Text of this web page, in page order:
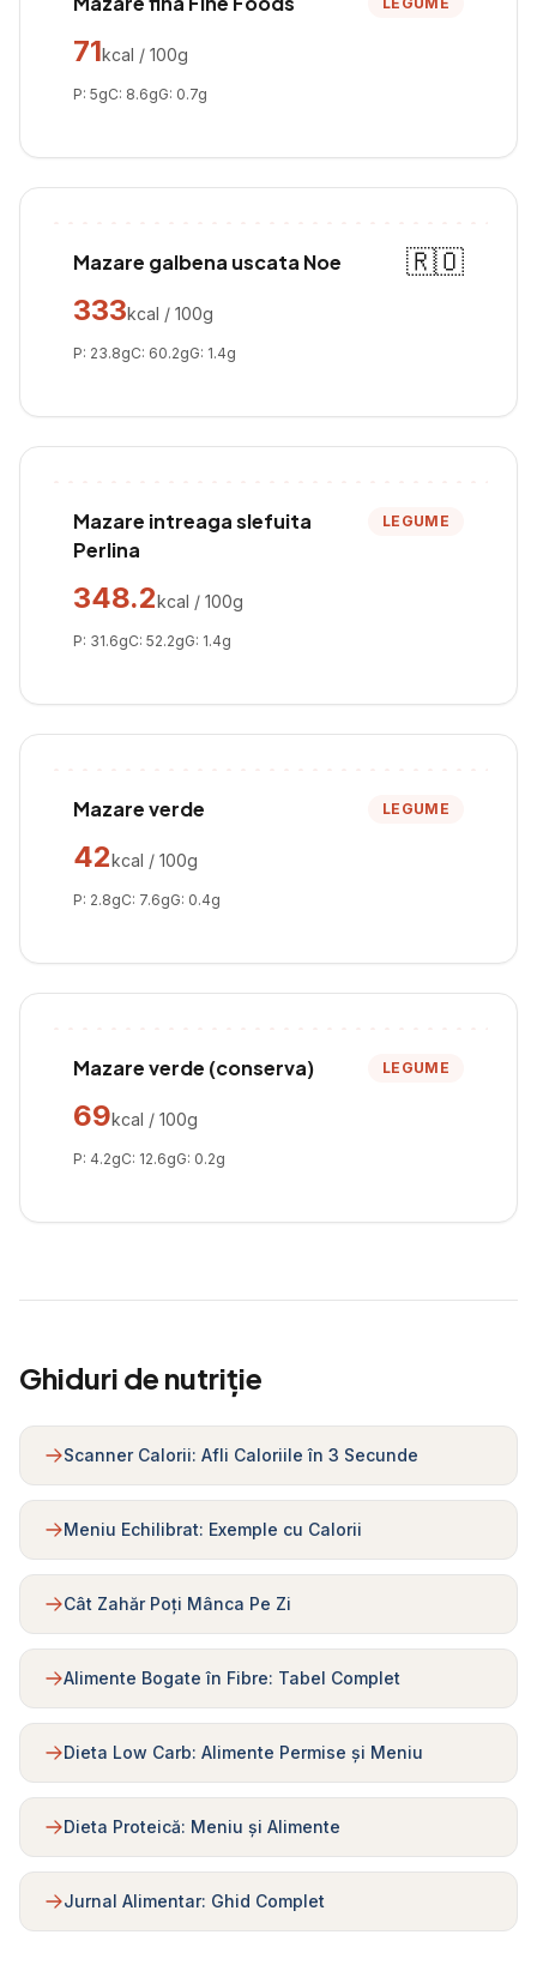
71kcal / 100g
P: 5gC: 8.6gG: 0.7g
Mazare galbena uscata Noe
🇷🇴
333kcal / 100g
P: 23.8gC: 60.2gG: 1.4g
Mazare intreaga slefuita
Perlina
LEGUME
348.2kcal / 100g
P: 31.6gC: 52.2gG: 1.4g
Mazare verde LEGUME
42kcal / 100g
P: 2.8gC: 7.6gG: 0.4g
Mazare verde (conserva) LEGUME
69kcal / 100g
P: 4.2gC: 12.6gG: 0.2g
Ghiduri de nutriție
Scanner Calorii: Afli Caloriile în 3 Secunde
Meniu Echilibrat: Exemple cu Calorii
Cât Zahăr Poți Mânca Pe Zi
Alimente Bogate în Fibre: Tabel Complet
Dieta Low Carb: Alimente Permise și Meniu
Dieta Proteică: Meniu și Alimente
Jurnal Alimentar: Ghid Complet